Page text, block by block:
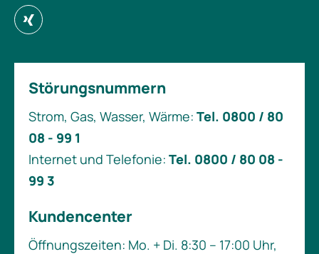
Störungsnummern
Strom, Gas, Wasser, Wärme: Tel. 0800 / 80
08 - 99 1
Internet und Telefonie: Tel. 0800 / 80 08 -
99 3
Kundencenter
Öffnungszeiten: Mo. + Di. 8:30 – 17:00 Uhr,